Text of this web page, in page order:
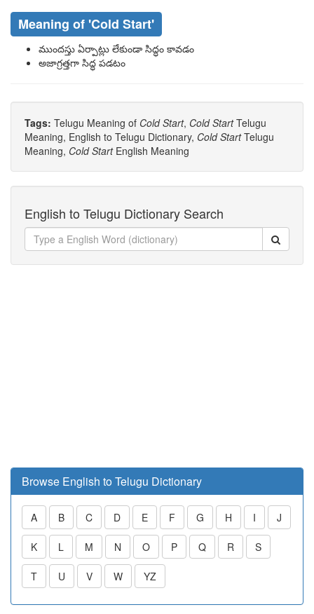
Meaning of 'cold Start'
ముందస్తు ఏర్పాట్లు లేకుండా సిద్ధం కావడం
అజాగ్రత్తగా సిద్ధ పడటం
Tags: Telugu Meaning of Cold Start, Cold StartTelugu
Meaning, English to Telugu Dictionary, Cold StartTelugu
Meaning, Cold StartEnglish Meaning
English to Telugu Dictionary Search
Browse English to Telugu Dictionary
A B C D E F G H I J
K L M N O P Q R S
T U V W YZ